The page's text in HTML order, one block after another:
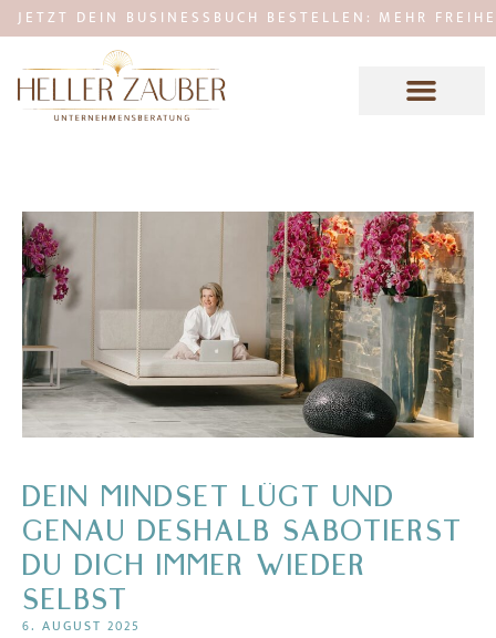
DEIN BUSINESSBUCH BESTELLEN: MEHR
DEIN MINDSET LÜGT UND
GENAU DESHALB SABOTIERST
DU DICH IMMER WIEDER
SELBST
6. AUGUST 2025